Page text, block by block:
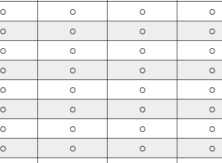
○ ○ ○ ○
○ ○ ○ ○
○ ○ ○ ○
○ ○ ○ ○
○ ○ ○ ○
○ ○ ○ ○
○ ○ ○ ○
○ ○ ○ ○